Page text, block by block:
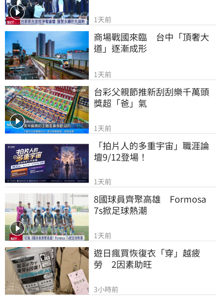
1天前
商場戰國來臨　台中「頂奢大
道」逐漸成形
1天前
台彩父親節推新刮刮樂千萬頭
獎超「爸」氣
1天前
「拍片人的多重宇宙」職涯論
壇9/12登場！
1天前
8國球員齊聚高雄　Formosa
7s掀足球熱潮
1天前
遊日瘋買恢復衣「穿」越疲
勞　2因素助旺
3小時前